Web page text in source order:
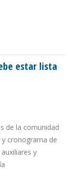
estar lista
de la comunidad
cronograma de
y